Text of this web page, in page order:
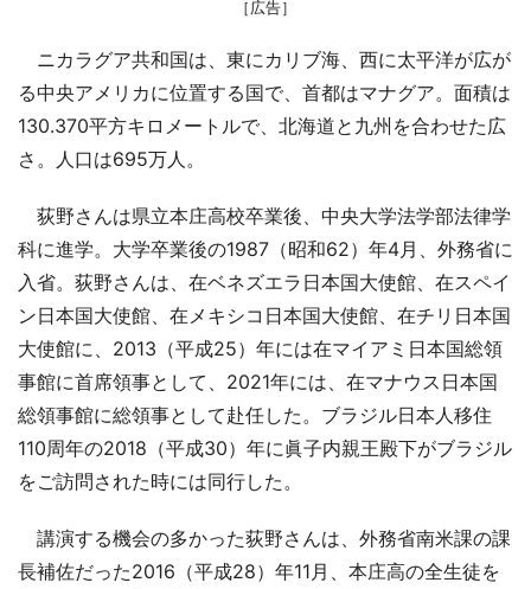
［広告］
ニカラグア共和国は、東にカリブ海、西に太平洋が広が
る中央アメリカに位置する国で、首都はマナグア。面積は
130.370平方キロメートルで、北海道と九州を合わせた広
さ。人口は695万人。
荻野さんは県立本庄高校卒業後、中央大学法学部法律学
科に進学。大学卒業後の1987（昭和62）年4月、外務省に
入省。荻野さんは、在ベネズエラ日本国大使館、在スペイ
ン日本国大使館、在メキシコ日本国大使館、在チリ日本国
大使館に、2013（平成25）年には在マイアミ日本国総領
事館に首席領事として、2021年には、在マナウス日本国
総領事館に総領事として赴任した。ブラジル日本人移住
110周年の2018（平成30）年に眞子内親王殿下がブラジル
をご訪問された時には同行した。
講演する機会の多かった荻野さんは、外務省南米課の課
長補佐だった2016（平成28）年11月、本庄高の全生徒を